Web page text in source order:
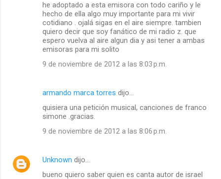
he adoptado a esta emisora con todo cariño y le
hecho de ella algo muy importante para mi vivir
cotidiano . ojalá sigas en el aire siempre. tambien
quiero decir que soy fanático de mi radio z. que
espero vuelva al aire algun dia y asi tener a ambas
emisoras para mi solito
9 de noviembre de 2012 a las 8:03 p.m.
armando marca torres dijo…
quisiera una petición musical, canciones de franco
simone .gracias.
9 de noviembre de 2012 a las 8:06 p.m.
Unknown dijo…
bueno quiero saber quien es canta autor de israel